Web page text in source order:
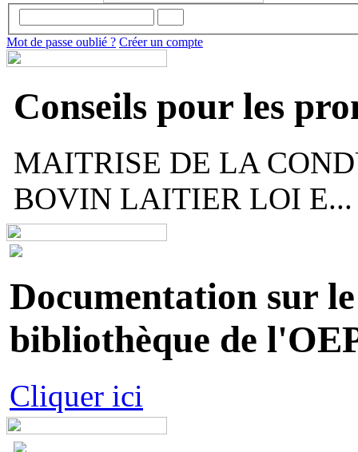
Mot de passe oublié ? Créer un compte
Conseils pour les
MAITRISE DE LA
BOVIN LAITIER LOI E...
Documentation sur
bibliothèque de
Cliquer ici